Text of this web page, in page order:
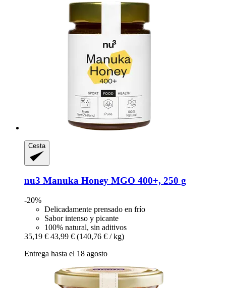
Cesta
nu3 Manuka Honey MGO 400+, 250 g
-20%
Delicadamente prensado en frío
Sabor intenso y picante
100% natural, sin aditivos
35,19 € 43,99 € (140,76 € / kg)
Entrega hasta el 18 agosto